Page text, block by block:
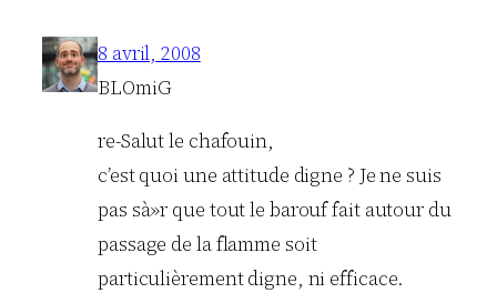
8 avril, 2008
BLOmiG
re-Salut le chafouin,
c’est quoi une attitude digne ? Je ne suis
pas sà»r que tout le barouf fait autour du
passage de la flamme soit
particulièrement digne, ni efficace.